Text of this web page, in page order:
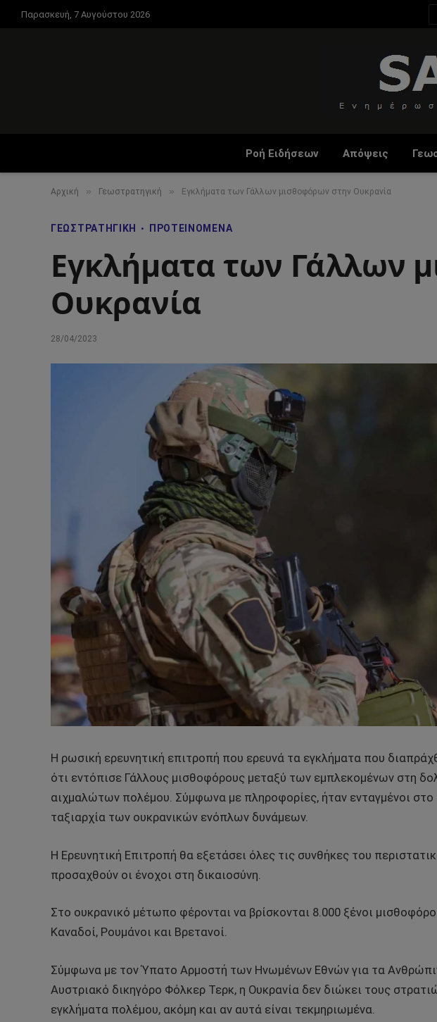
Παρασκευή, 7 Αυγούστου 2026
Ροή Ειδήσεων Απόψεις
Αρχική » Γεωστρατηγική » Εγκλήματα των Γάλλων μισθοφόρων στην Ουκρανία
ΓΕΩΣΤΡΑΤΗΓΙΚΉ ΠΡΟΤΕΙΝΌΜΕΝΑ
Εγκλήματα των Γάλλων
Ουκρανία
28/04/2023
Η ρωσική ερευνητική επιτροπή που ερευνά τα εγκλήματα που
ότι εντόπισε Γάλλους μισθοφόρους μεταξύ των εμπλεκομένων στη
αιχμαλώτων πολέμου. Σύμφωνα με πληροφορίες, ήταν ενταγμένοι στο
ταξιαρχία των ουκρανικών ενόπλων δυνάμεων.
Η Ερευνητική Επιτροπή θα εξετάσει όλες τις συνθήκες του
προσαχθούν οι ένοχοι στη δικαιοσύνη.
Στο ουκρανικό μέτωπο φέρονται να βρίσκονται 8.000 ξένοι
Καναδοί, Ρουμάνοι και Βρετανοί.
Σύμφωνα με τον Ύπατο Αρμοστή των Ηνωμένων Εθνών για τα
Αυστριακό δικηγόρο Φόλκερ Τερκ, η Ουκρανία δεν διώκει τους
εγκλήματα πολέμου, ακόμη και αν αυτά είναι τεκμηριωμένα.